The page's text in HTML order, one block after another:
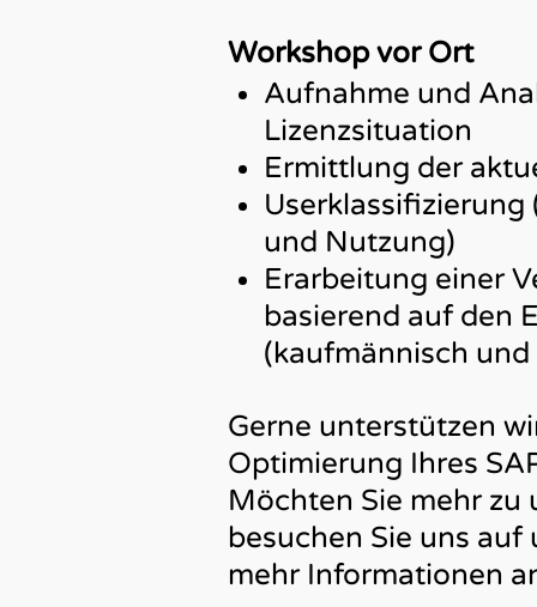
Workshop vor Ort
Aufnahme und
Lizenzsituation
Ermittlung der
und Nutzung)
Erarbeitung einer
basierend auf den
(kaufmännisch
Gerne unterstützen
Optimierung Ihres
Möchten Sie mehr zu
besuchen Sie uns
mehr Informationen